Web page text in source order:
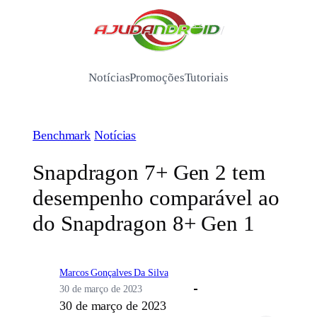
/
NotíciasPromoçõesTutoriais
Benchmark Notícias
Snapdragon 7+ Gen 2 tem
desempenho comparável ao
do Snapdragon 8+ Gen 1
Marcos Gonçalves Da Silva
30 de março de 2023
30 de março de 2023